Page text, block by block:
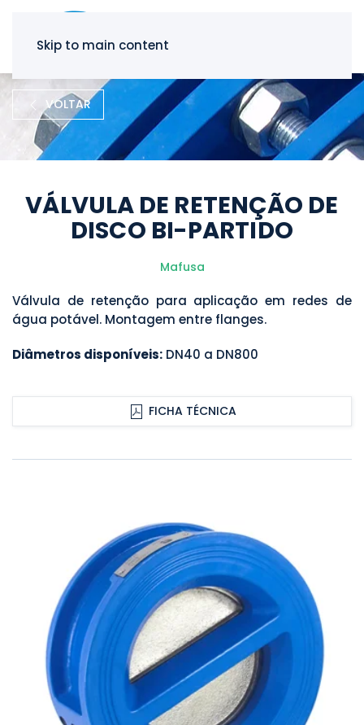
Skip to main content
VOLTAR
VÁLVULA DE RETENÇÃO DE
DISCO BI-PARTIDO
Mafusa
Válvula de retenção para aplicação em redes de
água potável. Montagem entre flanges.
Diâmetros disponíveis: DN40 a DN800
FICHA TÉCNICA